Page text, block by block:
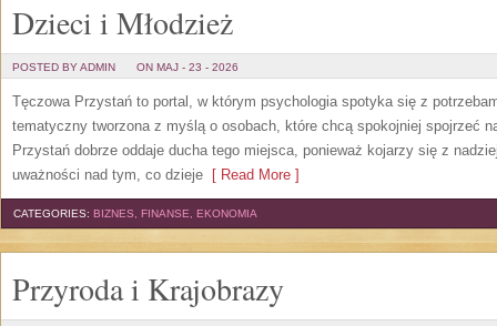
Dzieci i Młodzież
POSTED BY ADMIN ON MAJ - 23 - 2026
Tęczowa Przystań to portal, w którym psychologia spotyka się z
tematyczny tworzona z myślą o osobach, które chcą spokojniej spojrzeć
Przystań dobrze oddaje ducha tego miejsca, ponieważ kojarzy się z
uważności nad tym, co dzieje [ Read More ]
CATEGORIES: BIZNES, FINANSE, EKONOMIA
Przyroda i Krajobrazy